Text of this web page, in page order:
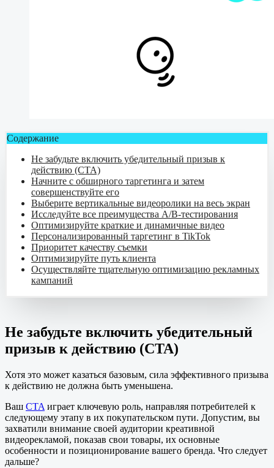
Содержание
Не забудьте включить убедительный призыв к
действию (CTA)
Начните с обширного таргетинга и затем
совершенствуйте его
Выберите вертикальные видеоролики на весь экран
Исследуйте все преимущества A/B-тестирования
Оптимизируйте краткие и динамичные видео
Персонализированный таргетинг в TikTok
Приоритет качеству съемки
Оптимизируйте путь клиента
Осуществляйте тщательную оптимизацию рекламных
кампаний
Не забудьте включить убедительный
призыв к действию (CTA)
Хотя это может казаться базовым, сила эффективного призыва
к действию не должна быть уменьшена.
Ваш CTA играет ключевую роль, направляя потребителей к
следующему этапу в их покупательском пути. Допустим, вы
захватили внимание своей аудитории креативной
видеорекламой, показав свои товары, их основные
особенности и позиционирование вашего бренда. Что следует
дальше?